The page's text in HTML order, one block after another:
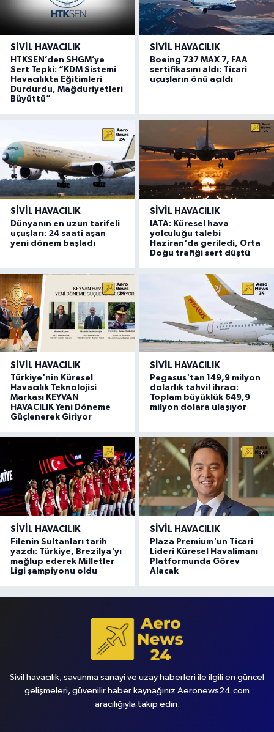
SIVIL HAVACILIK
HTKSEN’den SHGM’ye
Sert Tepki: “KDM Sistemi
Havacılıkta Eğitimleri
Durdurdu, Mağduriyetleri
Büyüttü”
SIVIL HAVACILIK
Boeing 737 MAX 7, FAA
sertifikasını aldı: Ticari
uçuşların önü açıldı
SIVIL HAVACILIK
Dünyanın en uzun tarifeli
uçuşları: 24 saati aşan
yeni dönem başladı
SIVIL HAVACILIK
IATA: Küresel hava
yolculuğu talebi
Haziran'da geriledi, Orta
Doğu trafiği sert düştü
SIVIL HAVACILIK
Türkiye'nin Küresel
Havacılık Teknolojisi
Markası KEYVAN
HAVACILIK Yeni Döneme
Güçlenerek Giriyor
SIVIL HAVACILIK
Pegasus'tan 149,9 milyon
dolarlık tahvil ihracı:
Toplam büyüklük 649,9
milyon dolara ulaşıyor
SIVIL HAVACILIK
Filenin Sultanları tarih
yazdı: Türkiye, Brezilya'yı
mağlup ederek Milletler
Ligi şampiyonu oldu
SIVIL HAVACILIK
Plaza Premium'un Ticari
Lideri Küresel Havalimanı
Platformunda Görev
Alacak
Sivil havacılık, savunma sanayi ve uzay haberleri ile ilgili en güncel
gelişmeleri, güvenilir haber kaynağınız Aeronews24.com
aracılığıyla takip edin.